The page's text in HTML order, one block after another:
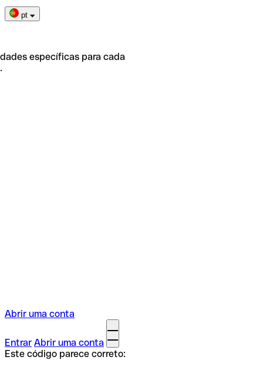
pt
específicas para cada
Abrir uma conta
Entrar Abrir uma conta
Este código parece correto: